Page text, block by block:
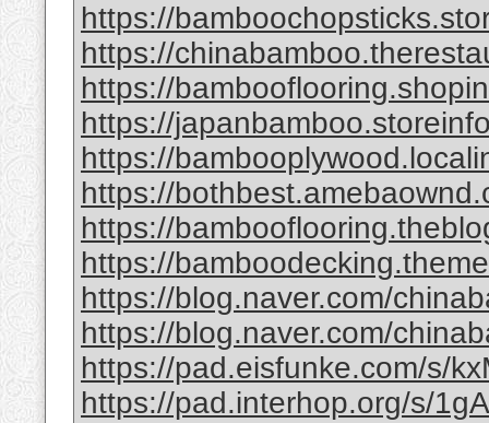
https://
https://
https://
https://
https://
https://
https://
https://
https://blog.naver.com/
https://blog.naver.com/
https://pad.eisfunke.com/s/
https://pad.interhop.org/s/